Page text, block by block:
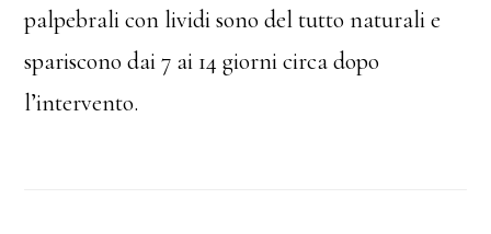
palpebrali con lividi sono del tutto naturali e
spariscono dai 7 ai 14 giorni circa dopo
l’intervento.